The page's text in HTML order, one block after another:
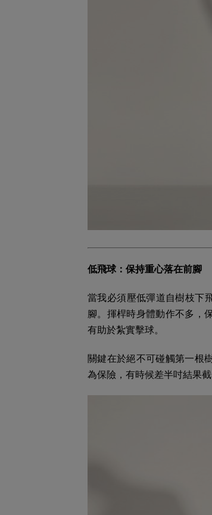
低飛球：保持重心落在前腳
當我必須壓低彈道自樹枝下
腳。揮桿時身體動作不多，
有助於紮實擊球。
關鍵在於絕不可碰觸第一根
為保險，有時候差半吋結果截